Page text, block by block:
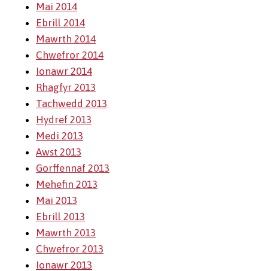
Mai 2014
Ebrill 2014
Mawrth 2014
Chwefror 2014
Ionawr 2014
Rhagfyr 2013
Tachwedd 2013
Hydref 2013
Medi 2013
Awst 2013
Gorffennaf 2013
Mehefin 2013
Mai 2013
Ebrill 2013
Mawrth 2013
Chwefror 2013
Ionawr 2013